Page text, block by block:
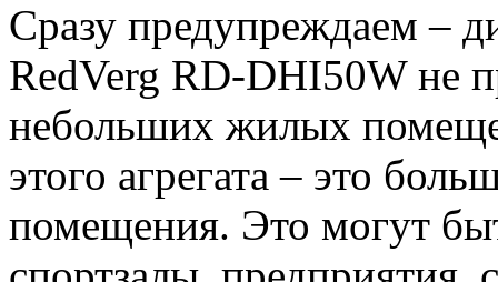
Сразу предупреждаем –
RedVerg RD-DHI50W не
небольших жилых
этого агрегата – это
помещения. Это могут